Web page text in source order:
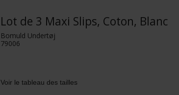
Lot de 3 Maxi Slips, Coton, Blanc
Bomuld Undertøj
79006
Voir le tableau des tailles